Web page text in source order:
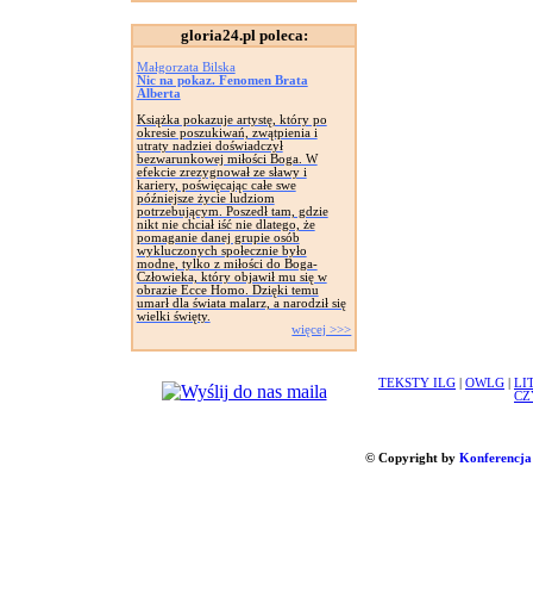
gloria24.pl poleca:
Małgorzata Bilska
Nic na pokaz. Fenomen Brata
Alberta
Książka pokazuje artystę, który po
okresie poszukiwań, zwątpienia i
utraty nadziei doświadczył
bezwarunkowej miłości Boga. W
efekcie zrezygnował ze sławy i
kariery, poświęcając całe swe
późniejsze życie ludziom
potrzebującym. Poszedł tam, gdzie
nikt nie chciał iść nie dlatego, że
pomaganie danej grupie osób
wykluczonych społecznie było
modne, tylko z miłości do Boga-
Człowieka, który objawił mu się w
obrazie Ecce Homo. Dzięki temu
umarł dla świata malarz, a narodził się
wielki święty.
więcej >>>
TEKSTY ILG OWLG
© Copyright by Konferencja